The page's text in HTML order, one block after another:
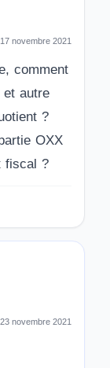
17 novembre 2021
comment
autre
?
OXX
fiscal ?
23 novembre 2021